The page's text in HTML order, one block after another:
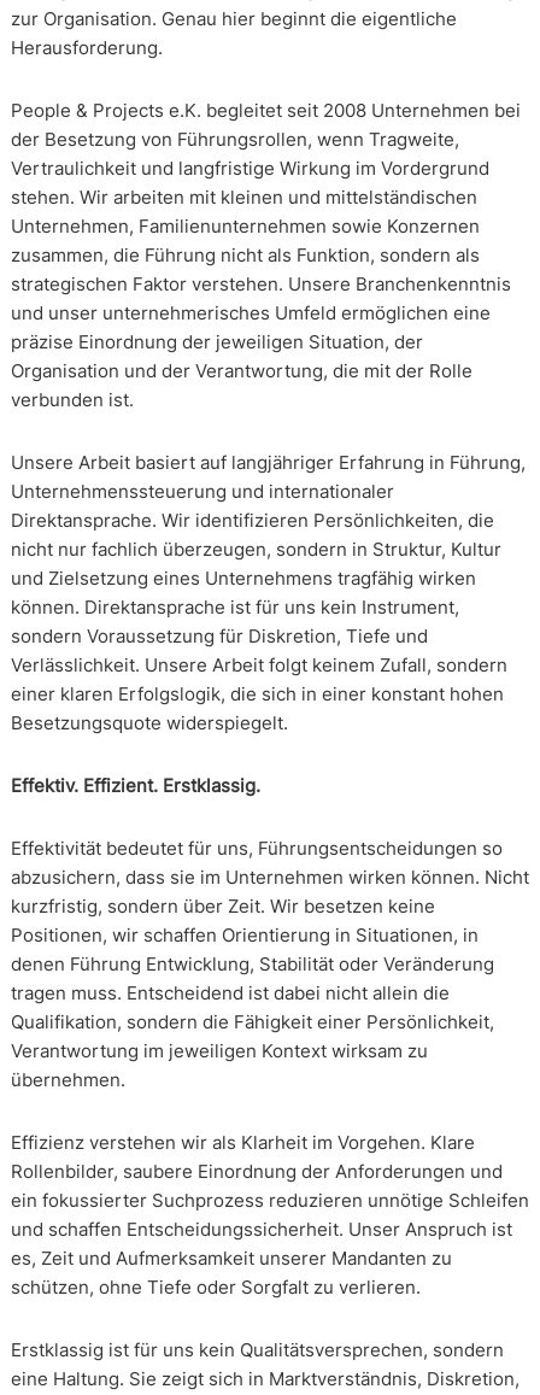
zur Organisation. Genau hier beginnt die eigentliche
Herausforderung.
People & Projects e.K. begleitet seit 2008 Unternehmen bei
der Besetzung von Führungsrollen, wenn Tragweite,
Vertraulichkeit und langfristige Wirkung im Vordergrund
stehen. Wir arbeiten mit kleinen und mittelständischen
Unternehmen, Familienunternehmen sowie Konzernen
zusammen, die Führung nicht als Funktion, sondern als
strategischen Faktor verstehen. Unsere Branchenkenntnis
und unser unternehmerisches Umfeld ermöglichen eine
präzise Einordnung der jeweiligen Situation, der
Organisation und der Verantwortung, die mit der Rolle
verbunden ist.
Unsere Arbeit basiert auf langjähriger Erfahrung in Führung,
Unternehmenssteuerung und internationaler
Direktansprache. Wir identifizieren Persönlichkeiten, die
nicht nur fachlich überzeugen, sondern in Struktur, Kultur
und Zielsetzung eines Unternehmens tragfähig wirken
können. Direktansprache ist für uns kein Instrument,
sondern Voraussetzung für Diskretion, Tiefe und
Verlässlichkeit. Unsere Arbeit folgt keinem Zufall, sondern
einer klaren Erfolgslogik, die sich in einer konstant hohen
Besetzungsquote widerspiegelt.
Effektiv. Effizient. Erstklassig.
Effektivität bedeutet für uns, Führungsentscheidungen so
abzusichern, dass sie im Unternehmen wirken können. Nicht
kurzfristig, sondern über Zeit. Wir besetzen keine
Positionen, wir schaffen Orientierung in Situationen, in
denen Führung Entwicklung, Stabilität oder Veränderung
tragen muss. Entscheidend ist dabei nicht allein die
Qualifikation, sondern die Fähigkeit einer Persönlichkeit,
Verantwortung im jeweiligen Kontext wirksam zu
übernehmen.
Effizienz verstehen wir als Klarheit im Vorgehen. Klare
Rollenbilder, saubere Einordnung der Anforderungen und
ein fokussierter Suchprozess reduzieren unnötige Schleifen
und schaffen Entscheidungssicherheit. Unser Anspruch ist
es, Zeit und Aufmerksamkeit unserer Mandanten zu
schützen, ohne Tiefe oder Sorgfalt zu verlieren.
Erstklassig ist für uns kein Qualitätsversprechen, sondern
eine Haltung. Sie zeigt sich in Marktverständnis, Diskretion,